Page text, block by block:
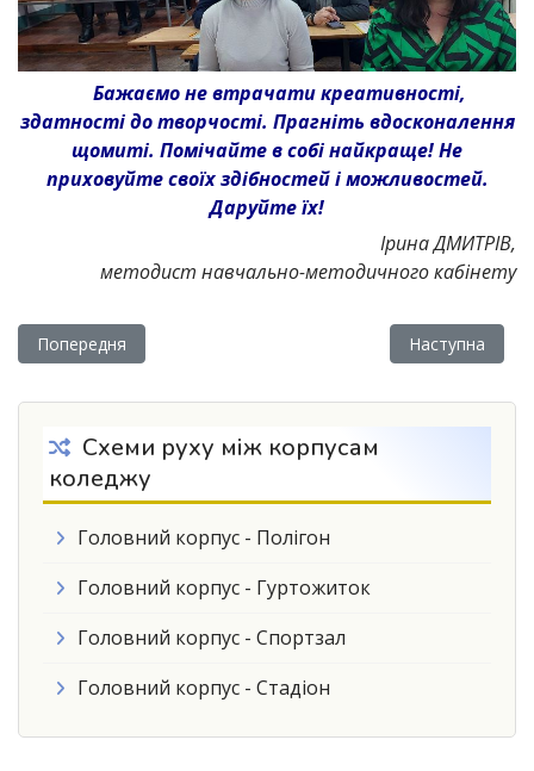
Бажаємо не втрачати креативності,
здатності до творчості. Прагніть вдосконалення
щомиті. Помічайте в собі найкраще! Не
приховуйте своїх здібностей і можливостей.
Даруйте їх!
Ірина ДМИТРІВ,
методист навчально-методичного кабінету
Попередня стаття: Складний час – прості рішення
Попередня Наступна
Наступна
Схеми руху між корпусам
коледжу
Головний корпус - Полігон
Головний корпус - Гуртожиток
Головний корпус - Спортзал
Головний корпус - Стадіон